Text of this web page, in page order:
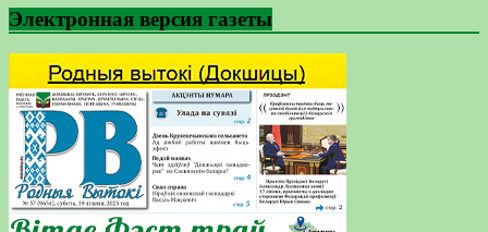
Электронная версия газеты